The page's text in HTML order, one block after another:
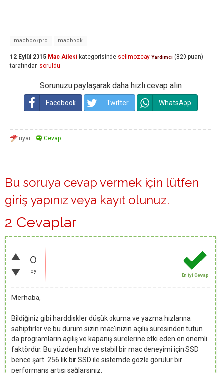
macbookpro macbook
12 Eylül 2015 Mac Ailesi kategorisinde selimozcay Yardımcı (820 puan)
tarafından soruldu
Sorunuzu paylaşarak daha hızlı cevap alın
Facebook Twitter WhatsApp
Bu soruya cevap vermek için lütfen
giriş yapınız veya kayıt olunuz.
2 Cevaplar
0
oy
En İyi Cevap
Merhaba,
Bildiğiniz gibi harddiskler düşük okuma ve yazma hızlarına
sahiptirler ve bu durum sizin mac'inizin açılış süresinden tutun
da programların açılış ve kapanış sürelerine etki eden en önemli
faktördür. Bu yüzden hızlı ve stabil bir mac deneyimi için SSD
bence şart. 256 lık bir SSD ile sistemde gözle görülür bir
performans artışı sağlarsınız.